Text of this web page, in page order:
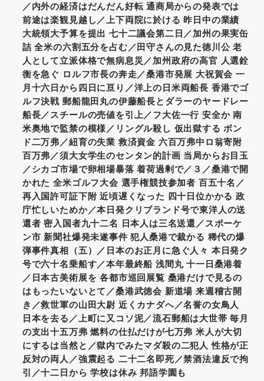
／内外の経済はだんだん好転 通商局からの発表では
前途は楽観見越し／上下両院に於ける 昨日中の業績
大統領大予算を提出 七十二議会第二日／加州の果実缶
詰 全米の六割五分を占む／田守さんの見た徳川公 老
人として立派体格で無病息災／加州政府の高官 人選銓
衡を急ぐ ロルフ市長の奔走／桑港市発展 大祝賀会 一
月十六日から四日に亘り／洋上の日米両船長 香港でゴ
ルフ決戦 郵船龍田丸の伊藤船長とダラーのヤードレー
船長／スチールの売値を引上／フ大佐一行 安全か 南
米奥地で監禁の模様／リングル殺し 仮出獄する ボン
ド二万弗／紐育の失業 救済資金 六百万弗中ロ翁寄附
百万弗／須大女学生のセンタン的計画 当局からお目玉
／シカゴ市場で卵相場暴落 着荷過剰で／３／桑港で開
かれた 全米ゴルフ大会 選手権競技参加者 百五十名／
再入国許可証下附 近頃遅くなった 四十日位かかる 政
庁忙しいためか／本日発クリブランド号で東洋人の送
還者 密入国者九十二名 日本人は三名送還／スポーケ
ン市 新聞社爆発未遂事件 犯人桑港で裁かる 稀代の爆
弾事件真相（五）／日本のお正月に急ぐ人々 本日発ク
号で六十名乗船す／本年最終船 浅間丸 十一日桑港着
／日本古美術展を 各都市巡回展覧 桑港だけで見るの
はもったいないとて／桑港武徳会 新道場 来週稽古開
き／救世軍の山田大尉 近くカナダへ／名誉の女鳥人
日本を去る／上町に又コソ泥／流石郵船は大世帯 毎月
の支出十五万弗 燃料の仕払だけが七万弗 米人が大切
にするは当然と／獄内でみたマダ殺の二犯人 性格が正
反対の両人／強震起る 二十二名即死／禁酒法違反で拘
引／十二日から 学校は休み 邦語学園も